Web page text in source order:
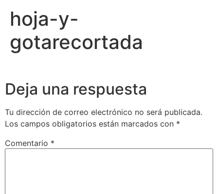
hoja-y-
gotarecortada
Deja una respuesta
Tu dirección de correo electrónico no será publicada.
Los campos obligatorios están marcados con *
Comentario *